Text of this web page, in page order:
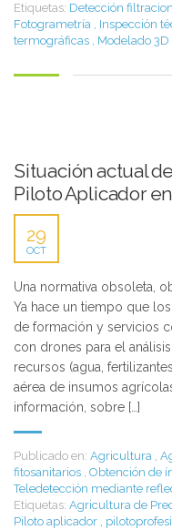
Etiquetas: Detección
Fotogrametría , Inspección
termográficas , Modelado 3D
Situación actual
Piloto Aplicador
29
OCT
Una normativa obsoleta,
Ya hace un tiempo que
de formación y servicios
con drones para el
recursos (agua,
aérea de insumos
información, sobre […]
Publicado en: Agricultura ,
fitosanitarios , Obtención de
Teledetección mediante
Etiquetas: Agricultura de
Piloto aplicador ,